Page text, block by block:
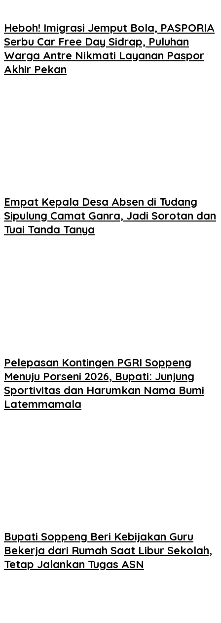
Heboh! Imigrasi Jemput Bola, PASPORIA
Serbu Car Free Day Sidrap, Puluhan
Warga Antre Nikmati Layanan Paspor
Akhir Pekan
Empat Kepala Desa Absen di Tudang
Sipulung Camat Ganra, Jadi Sorotan dan
Tuai Tanda Tanya
Pelepasan Kontingen PGRI Soppeng
Menuju Porseni 2026, Bupati: Junjung
Sportivitas dan Harumkan Nama Bumi
Latemmamala
Bupati Soppeng Beri Kebijakan Guru
Bekerja dari Rumah Saat Libur Sekolah,
Tetap Jalankan Tugas ASN